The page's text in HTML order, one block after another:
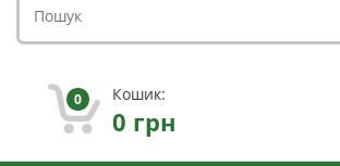
0 Кошик:
0 грн